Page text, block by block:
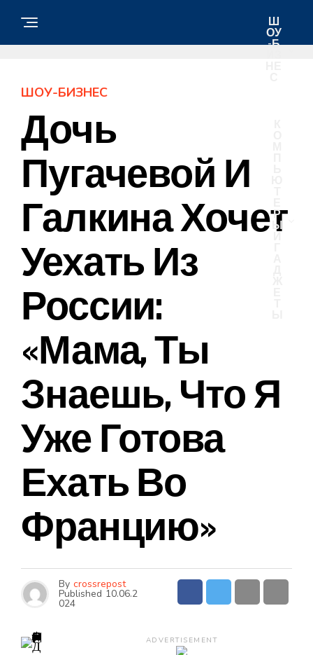
Ш
ОУ
-Б
Р
Ы
ШОУ-БИЗНЕС
Дочь
Пугачевой И
Галкина Хочет
Уехать Из
России:
«Мама, Ты
Знаешь, Что Я
Уже Готова
Ехать Во
Францию»
By crossrepost
Published 10.06.2
024
ADVERTISEMENT